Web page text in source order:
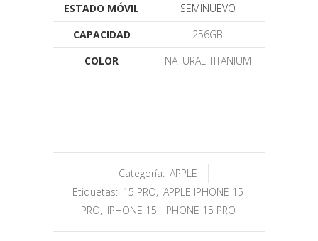
ESTADO MÓVIL
SEMINUEVO
CAPACIDAD
256GB
COLOR
NATURAL TITANIUM
Categoría: APPLE
Etiquetas: 15 PRO, APPLE IPHONE 15
PRO, IPHONE 15, IPHONE 15 PRO